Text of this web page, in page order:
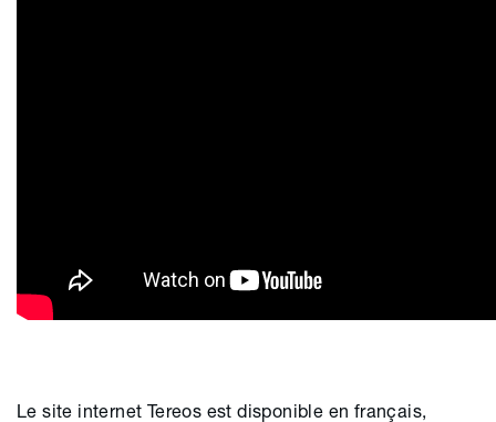
Le site internet Tereos est disponible en français,